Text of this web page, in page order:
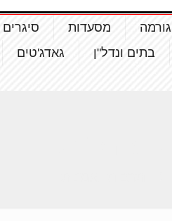
גורמה מסעדות סיגרים
בתים ונדל"ן גאדג'טים